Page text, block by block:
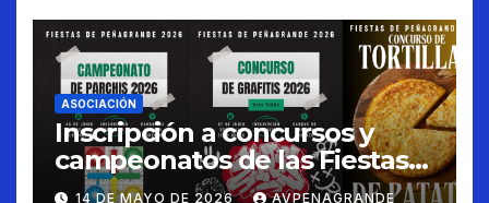
ASOCIACIÓN
Inscripción a concursos y
campeonatos de las Fiestas
de Peñagrande 2026
14 DE MAYO DE 2026 AVPENAGRANDE